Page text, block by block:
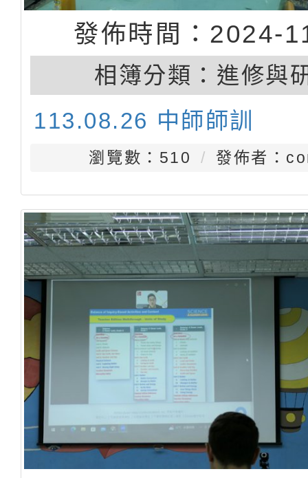
發佈時間：2024-
相簿分類： 進修與
113.08.26 中師師訓
瀏覽數：510 發佈者：